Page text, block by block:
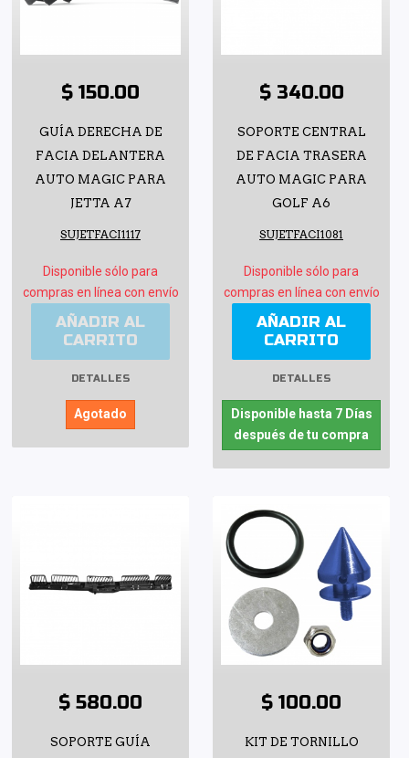
$ 150.00
GUÍA DERECHA DE
FACIA DELANTERA
AUTO MAGIC PARA
JETTA A7
SUJETFACI1117
Disponible sólo para
compras en línea con envío
AÑADIR AL
CARRITO
DETALLES
Agotado
$ 340.00
SOPORTE CENTRAL
DE FACIA TRASERA
AUTO MAGIC PARA
GOLF A6
SUJETFACI1081
Disponible sólo para
compras en línea con envío
AÑADIR AL
CARRITO
DETALLES
Disponible hasta 7 Días
después de tu compra
$ 580.00
SOPORTE GUÍA
$ 100.00
KIT DE TORNILLO